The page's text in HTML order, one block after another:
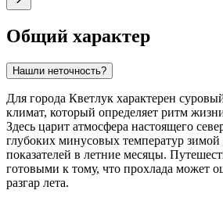
Общий характер
Нашли неточность?
Для города Кветлук характерен
климат, который определяет ритм
Здесь царит атмосфера настоящего
глубоких минусовых температур
показателей в летние месяцы.
готовыми к тому, что прохлада может
разгар лета.